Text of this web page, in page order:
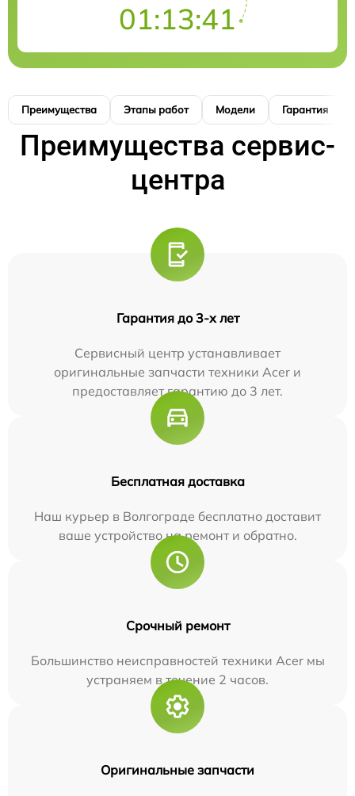
01:13:41
Преимущества Этапы работ Модели Гарантия
Преимущества сервис-
центра
Гарантия до 3-х лет
Сервисный центр устанавливает
оригинальные запчасти техники Acer и
предоставляет гарантию до 3 лет.
Бесплатная доставка
Наш курьер в Волгограде бесплатно доставит
ваше устройство на ремонт и обратно.
Срочный ремонт
Большинство неисправностей техники Acer мы
устраняем в течение 2 часов.
Оригинальные запчасти